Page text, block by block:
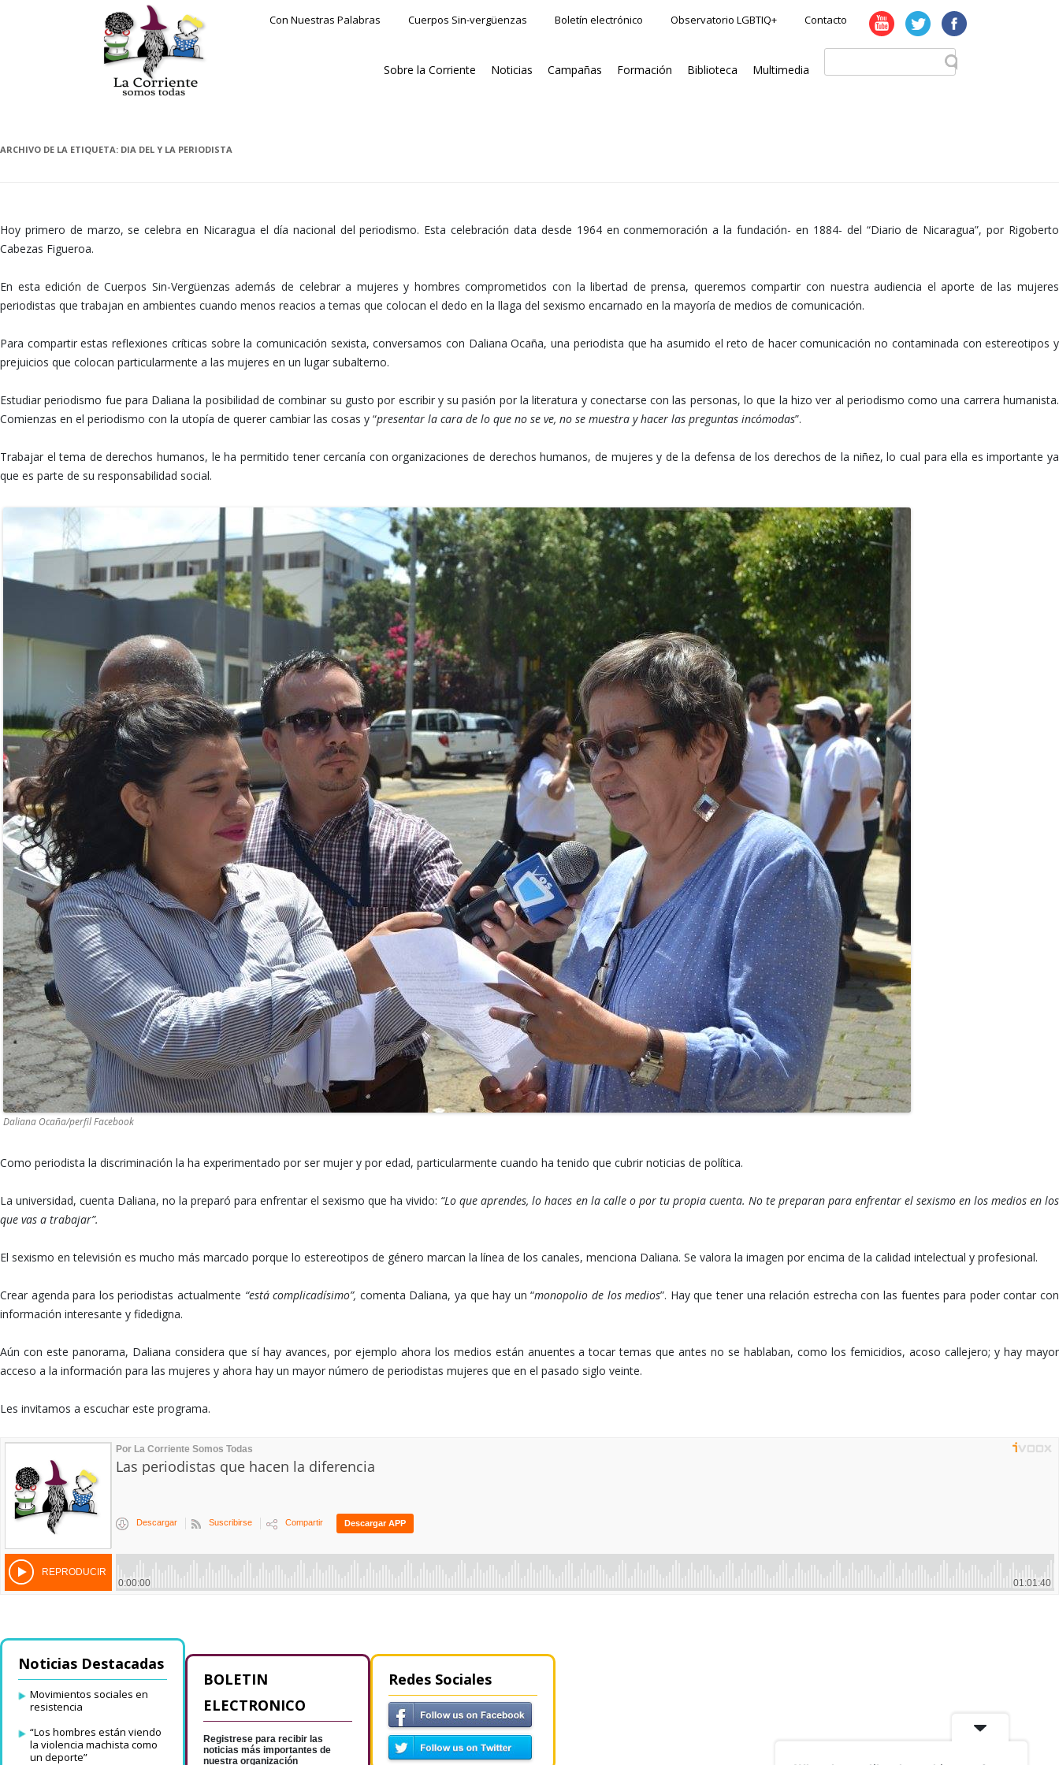
Con Nuestras Palabras Cuerpos Sin-vergüenzas Boletín electrónico Observatorio LGBTIQ+ Contacto
Sobre la Corriente Noticias Campañas Formación Biblioteca Multimedia
ARCHIVO DE LA ETIQUETA: DIA DEL Y LA PERIODISTA
Hoy primero de marzo, se celebra en Nicaragua el día nacional del periodismo. Esta celebración data desde 1964 en conmemoración a la fundación- en 1884- del “Diario de Nicaragua”, por Rigoberto
Cabezas Figueroa.
En esta edición de Cuerpos Sin-Vergüenzas además de celebrar a mujeres y hombres comprometidos con la libertad de prensa, queremos compartir con nuestra audiencia el aporte de las mujeres
periodistas que trabajan en ambientes cuando menos reacios a temas que colocan el dedo en la llaga del sexismo encarnado en la mayoría de medios de comunicación.
Para compartir estas reflexiones críticas sobre la comunicación sexista, conversamos con Daliana Ocaña, una periodista que ha asumido el reto de hacer comunicación no contaminada con estereotipos y
prejuicios que colocan particularmente a las mujeres en un lugar subalterno.
Estudiar periodismo fue para Daliana la posibilidad de combinar su gusto por escribir y su pasión por la literatura y conectarse con las personas, lo que la hizo ver al periodismo como una carrera humanista.
Comienzas en el periodismo con la utopía de querer cambiar las cosas y “presentar la cara de lo que no se ve, no se muestra y hacer las preguntas incómodas”.
Trabajar el tema de derechos humanos, le ha permitido tener cercanía con organizaciones de derechos humanos, de mujeres y de la defensa de los derechos de la niñez, lo cual para ella es importante ya
que es parte de su responsabilidad social.
Daliana Ocaña/perfil Facebook
Como periodista la discriminación la ha experimentado por ser mujer y por edad, particularmente cuando ha tenido que cubrir noticias de política.
La universidad, cuenta Daliana, no la preparó para enfrentar el sexismo que ha vivido: “Lo que aprendes, lo haces en la calle o por tu propia cuenta. No te preparan para enfrentar el sexismo en los medios en los
que vas a trabajar”.
El sexismo en televisión es mucho más marcado porque lo estereotipos de género marcan la línea de los canales, menciona Daliana. Se valora la imagen por encima de la calidad intelectual y profesional.
Crear agenda para los periodistas actualmente “está complicadísimo”, comenta Daliana, ya que hay un “monopolio de los medios”. Hay que tener una relación estrecha con las fuentes para poder contar con
información interesante y fidedigna.
Aún con este panorama, Daliana considera que sí hay avances, por ejemplo ahora los medios están anuentes a tocar temas que antes no se hablaban, como los femicidios, acoso callejero; y hay mayor
acceso a la información para las mujeres y ahora hay un mayor número de periodistas mujeres que en el pasado siglo veinte.
Les invitamos a escuchar este programa.
Noticias Destacadas
Movimientos sociales en
resistencia
“Los hombres están viendo
la violencia machista como
un deporte”
BOLETIN
ELECTRONICO
Registrese para recibir las
noticias más importantes de
nuestra organización
Redes Sociales